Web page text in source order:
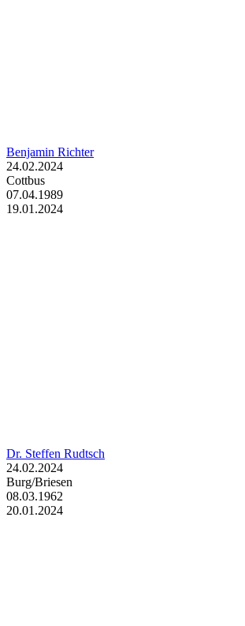
Benjamin Richter
24.02.2024
Cottbus
07.04.1989
19.01.2024
Dr. Steffen Rudtsch
24.02.2024
Burg/Briesen
08.03.1962
20.01.2024